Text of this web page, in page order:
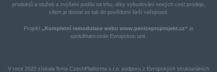
produktů a služeb a zvýšení podílu na trhu, díky vybudování nových cest prodeje,
cílem je dostat se tak do povědomí širší veřejnosti.
Projekt „Kompletní remodulace webu www.penizeproprojekt.cz“ je
spolufinancován Evropskou unií.
V roce 2020 získala firma CzechPlatforma s.r.o. podporu z Evropských strukturálních